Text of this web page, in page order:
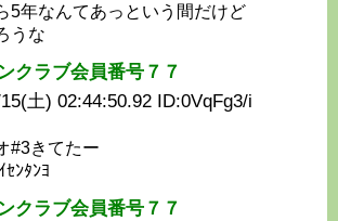
5年なんてあっという間だけど
うな
クラブ会員番号７７
土) 02:44:50.92 ID:0VqFg3/i
#3きてたー
ｾﾝﾀﾝﾖ
クラブ会員番号７７